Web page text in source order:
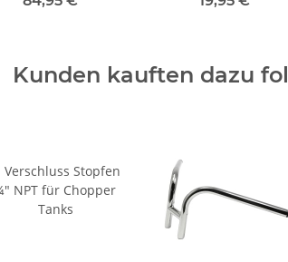
Kunden kauften dazu